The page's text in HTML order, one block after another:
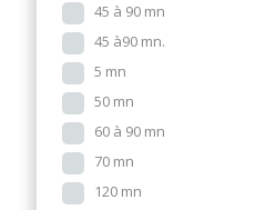
45 à 90 mn
45 à90 mn.
5 mn
50 mn
60 à 90 mn
70 mn
120 mn